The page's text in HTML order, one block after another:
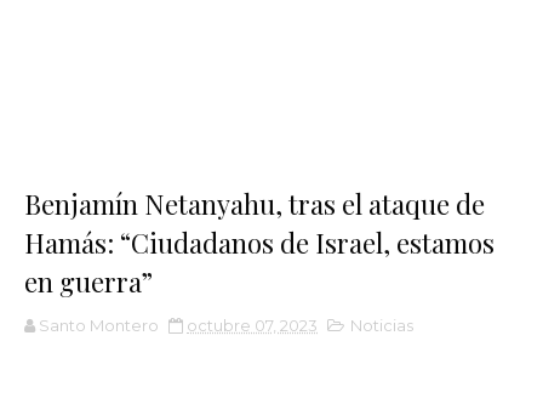
Benjamín Netanyahu, tras el ataque de
Hamás: “Ciudadanos de Israel, estamos
en guerra”
Santo Montero octubre 07, 2023 Noticias